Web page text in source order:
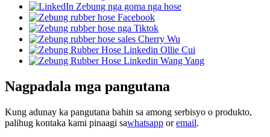
Nagpadala mga pangutana
Kung adunay ka pangutana bahin sa among serbisyo o produkto,
palihug kontaka kami pinaagi sawhatsapp oremail.